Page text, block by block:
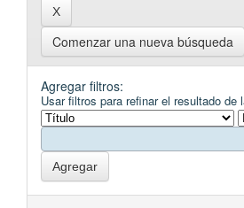
Comenzar una nueva búsqueda
Agregar filtros:
Usar filtros para refinar el resultado de